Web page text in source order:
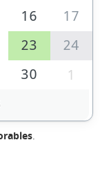
16
17
23
24
30 1
.